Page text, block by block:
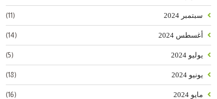
سبتمبر 2024 (11)
أغسطس 2024 (14)
يوليو 2024 (5)
يونيو 2024 (18)
مايو 2024 (16)